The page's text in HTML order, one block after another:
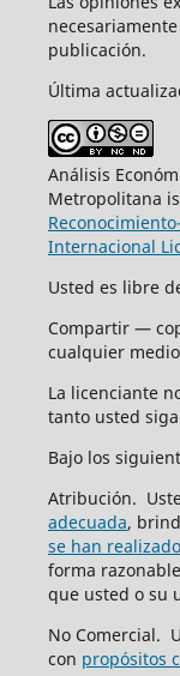
publicación.
Última
Análisis
Metropolitana
Internacional
Usted es libre
Compartir —
cualquier
La licenciante
tanto usted
Bajo los
Atribución.
adecuada,
se han
forma
que usted o su
No Comercial.
con propósitos